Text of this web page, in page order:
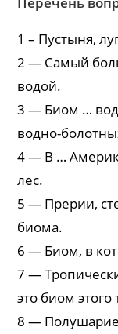
1 – Пустыня,
2 — Самый
водой.
3 — Биом …
водно-
4 — В …
лес.
5 — Прерии,
биома.
6 — Биом, в
7 —
это биом этого
8 — Полушарие,